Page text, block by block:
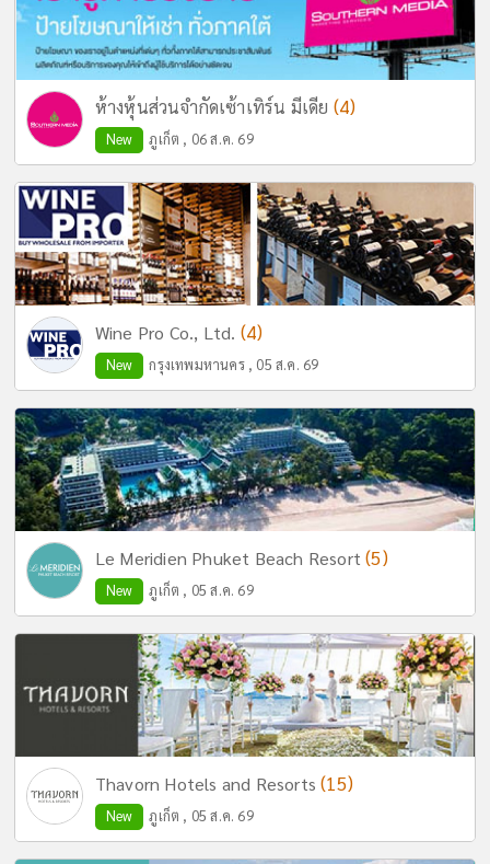
ห้างหุ้นส่วนจำกัดเซ้าเทิร์น มีเดีย (4)
New ภูเก็ต , 06 ส.ค. 69
Wine Pro Co., Ltd. (4)
New กรุงเทพมหานคร , 05 ส.ค. 69
Le Meridien Phuket Beach Resort(5)
New ภูเก็ต , 05 ส.ค. 69
Thavorn Hotels and Resorts(15)
New ภูเก็ต , 05 ส.ค. 69